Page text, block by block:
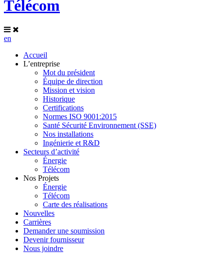
en
Accueil
L’entreprise
Mot du président
Équipe de direction
Mission et vision
Historique
Certifications
Normes ISO 9001:2015
Santé Sécurité Environnement (SSE)
Nos installations
Ingénierie et R&D
Secteurs d’activité
Énergie
Télécom
Nos Projets
Énergie
Télécom
Carte des réalisations
Nouvelles
Carrières
Demander une soumission
Devenir fournisseur
Nous joindre